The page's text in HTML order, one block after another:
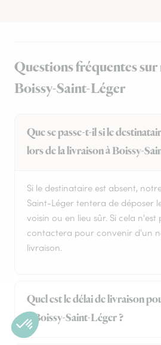
Questions fréquentes sur
Boissy-Saint-Léger
Que se passe-t-il si le
lors de la livraison à Boissy-
Si le destinataire est absent,
Saint-Léger tentera de déposer
voisin ou en lieu sûr. Si cela n'est
contactera pour convenir d'un
livraison.
Quel est le délai de livraison
à Boissy-Saint-Léger ?